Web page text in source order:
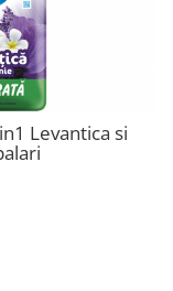
Levantica si